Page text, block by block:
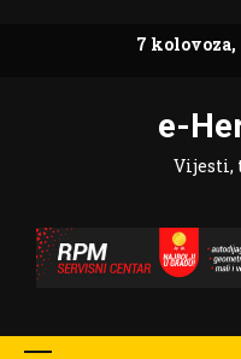
7 kolovoza,
e-
Vijesti,